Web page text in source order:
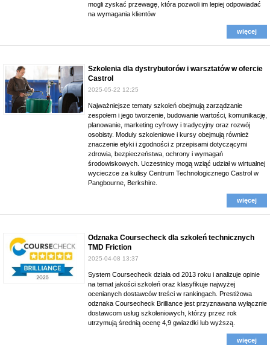
mogli zyskać przewagę, która pozwoli im lepiej odpowiadać
na wymagania klientów
więcej
Szkolenia dla dystrybutorów i warsztatów w ofercie
Castrol
2025-05-22 12:25
Najważniejsze tematy szkoleń obejmują zarządzanie
zespołem i jego tworzenie, budowanie wartości, komunikację,
planowanie, marketing cyfrowy i tradycyjny oraz rozwój
osobisty. Moduły szkoleniowe i kursy obejmują również
znaczenie etyki i zgodności z przepisami dotyczącymi
zdrowia, bezpieczeństwa, ochrony i wymagań
środowiskowych. Uczestnicy mogą wziąć udział w wirtualnej
wycieczce za kulisy Centrum Technologicznego Castrol w
Pangbourne, Berkshire.
więcej
Odznaka Coursecheck dla szkoleń technicznych
TMD Friction
2025-04-08 13:37
System Coursecheck działa od 2013 roku i analizuje opinie
na temat jakości szkoleń oraz klasyfikuje najwyżej
ocenianych dostawców treści w rankingach. Prestiżowa
odznaka Coursecheck Brilliance jest przyznawana wyłącznie
dostawcom usług szkoleniowych, którzy przez rok
utrzymują średnią ocenę 4,9 gwiazdki lub wyższą.
więcej